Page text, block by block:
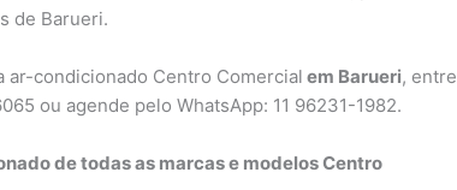
de Barueri.
ar-condicionado Centro Comercial em Barueri, entre
ou agende pelo WhatsApp: 11 96231-1982.
de todas as marcas e modelos Centro